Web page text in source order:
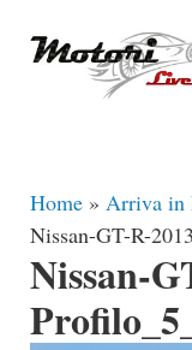
Home » Arriva in
Nissan-GT-R-
Nissan-